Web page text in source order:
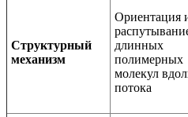
Структурный
механизм
Ориентация
длинных
полимерных
молекул
потока